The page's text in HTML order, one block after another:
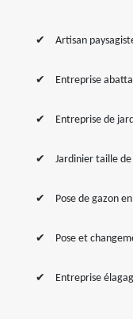
Artisan
Entreprise
Entreprise de
Jardinier taille
Pose de gazon
Pose et
Entreprise